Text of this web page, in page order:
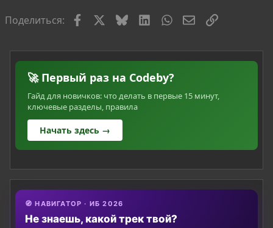
Поделиться:
FacebookBlueskyLinkedInWhatsAppЭлектронная
Ссылка
🚀 Первый раз на Codeby?
Гайд для новичков: что делать в первые 15 минут,
ключевые разделы, правила
Начать здесь →
🧭 НАВИГАТОР · ИБ 2026
Не знаешь, какой трек твой?